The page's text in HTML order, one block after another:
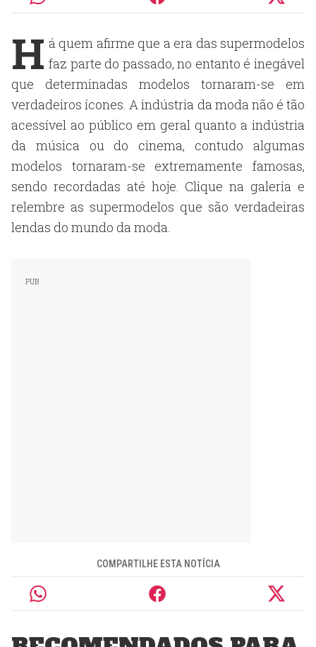
H á quem afirme que a era das supermodelos
faz parte do passado, no entanto é inegável
que determinadas modelos tornaram-se em
verdadeiros ícones. A indústria da moda não é tão
acessível ao público em geral quanto a indústria
da música ou do cinema, contudo algumas
modelos tornaram-se extremamente famosas,
sendo recordadas até hoje. Clique na galeria e
relembre as supermodelos que são verdadeiras
lendas do mundo da moda.
COMPARTILHE ESTA NOTÍCIA